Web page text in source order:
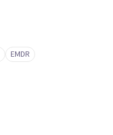
EMDR